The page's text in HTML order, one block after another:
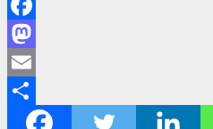
Facebook
Mastodon
Email
Share